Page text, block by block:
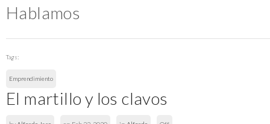
Hablamos
Tags:
Emprendimiento
El martillo y los clavos